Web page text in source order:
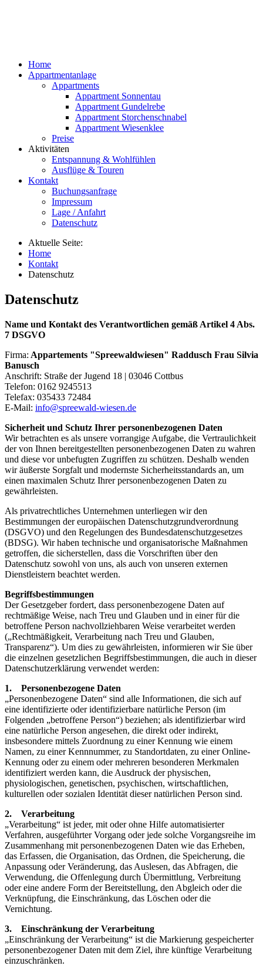
Home
Appartmentanlage
Appartments
Appartment Sonnentau
Appartment Gundelrebe
Appartment Storchenschnabel
Appartment Wiesenklee
Preise
Aktivitäten
Entspannung & Wohlfühlen
Ausflüge & Touren
Kontakt
Buchungsanfrage
Impressum
Lage / Anfahrt
Datenschutz
Aktuelle Seite:
Home
Kontakt
Datenschutz
Datenschutz
Name und Kontakt des Verantwortlichen gemäß Artikel 4 Abs.
7 DSGVO
Firma: Appartements "Spreewaldwiesen" Raddusch Frau Silvia
Banusch
Anschrift: Straße der Jugend 18 | 03046 Cottbus
Telefon: 0162 9245513
Telefax: 035433 72484
E-Mail: info@spreewald-wiesen.de
Sicherheit und Schutz Ihrer personenbezogenen Daten
Wir betrachten es als unsere vorrangige Aufgabe, die Vertraulichkeit
der von Ihnen bereitgestellten personenbezogenen Daten zu wahren
und diese vor unbefugten Zugriffen zu schützen. Deshalb wenden
wir äußerste Sorgfalt und modernste Sicherheitsstandards an, um
einen maximalen Schutz Ihrer personenbezogenen Daten zu
gewährleisten.
Als privatrechtliches Unternehmen unterliegen wir den
Bestimmungen der europäischen Datenschutzgrundverordnung
(DSGVO) und den Regelungen des Bundesdatenschutzgesetzes
(BDSG). Wir haben technische und organisatorische Maßnahmen
getroffen, die sicherstellen, dass die Vorschriften über den
Datenschutz sowohl von uns, als auch von unseren externen
Dienstleistern beachtet werden.
Begriffsbestimmungen
Der Gesetzgeber fordert, dass personenbezogene Daten auf
rechtmäßige Weise, nach Treu und Glauben und in einer für die
betroffene Person nachvollziehbaren Weise verarbeitet werden
(„Rechtmäßigkeit, Verarbeitung nach Treu und Glauben,
Transparenz“). Um dies zu gewährleisten, informieren wir Sie über
die einzelnen gesetzlichen Begriffsbestimmungen, die auch in dieser
Datenschutzerklärung verwendet werden:
1. Personenbezogene Daten
„Personenbezogene Daten“ sind alle Informationen, die sich auf
eine identifizierte oder identifizierbare natürliche Person (im
Folgenden „betroffene Person“) beziehen; als identifizierbar wird
eine natürliche Person angesehen, die direkt oder indirekt,
insbesondere mittels Zuordnung zu einer Kennung wie einem
Namen, zu einer Kennnummer, zu Standortdaten, zu einer Online-
Kennung oder zu einem oder mehreren besonderen Merkmalen
identifiziert werden kann, die Ausdruck der physischen,
physiologischen, genetischen, psychischen, wirtschaftlichen,
kulturellen oder sozialen Identität dieser natürlichen Person sind.
2. Verarbeitung
„Verarbeitung“ ist jeder, mit oder ohne Hilfe automatisierter
Verfahren, ausgeführter Vorgang oder jede solche Vorgangsreihe im
Zusammenhang mit personenbezogenen Daten wie das Erheben,
das Erfassen, die Organisation, das Ordnen, die Speicherung, die
Anpassung oder Veränderung, das Auslesen, das Abfragen, die
Verwendung, die Offenlegung durch Übermittlung, Verbreitung
oder eine andere Form der Bereitstellung, den Abgleich oder die
Verknüpfung, die Einschränkung, das Löschen oder die
Vernichtung.
3. Einschränkung der Verarbeitung
„Einschränkung der Verarbeitung“ ist die Markierung gespeicherter
personenbezogener Daten mit dem Ziel, ihre künftige Verarbeitung
einzuschränken.